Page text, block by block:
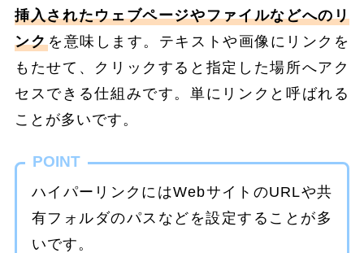
挿入されたウェブページやファイルなどへのリ
ンクを意味します。テキストや画像にリンクを
もたせて、クリックすると指定した場所へアク
セスできる仕組みです。単にリンクと呼ばれる
ことが多いです。
POINT
ハイパーリンクにはWebサイトのURLや共
有フォルダのパスなどを設定することが多
いです。